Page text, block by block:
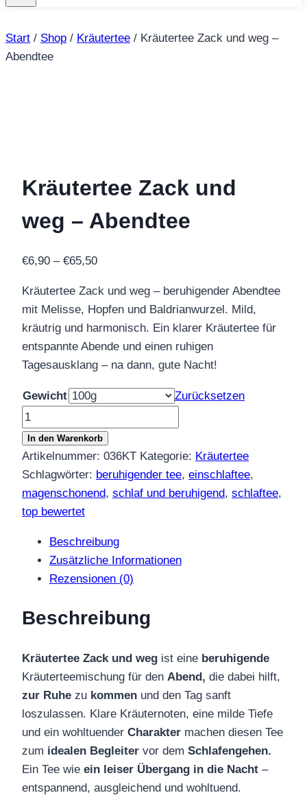
Start / Shop / Kräutertee / Kräutertee Zack und weg –
Abendtee
Kräutertee Zack und
weg – Abendtee
€6,90 – €65,50Preisspanne:
bis
€65,50
Kräutertee Zack und weg – beruhigender Abendtee
mit Melisse, Hopfen und Baldrianwurzel. Mild,
kräutrig und harmonisch. Ein klarer Kräutertee für
entspannte Abende und einen ruhigen
Tagesausklang – na dann, gute Nacht!
Gewicht
Zurücksetzen
Kräutertee
Zack
und
weg
–
Abendtee
In den Warenkorb
Artikelnummer: 036KT Kategorie: Kräutertee
Schlagwörter: beruhigender tee, einschlaftee,
magenschonend, schlaf und beruhigend, schlaftee,
top bewertet
Beschreibung
Zusätzliche Informationen
Rezensionen (0)
Beschreibung
Kräutertee Zack und weg ist eine beruhigende
Kräuterteemischung für den Abend, die dabei hilft,
zur Ruhe zu kommen und den Tag sanft
loszulassen. Klare Kräuternoten, eine milde Tiefe
und ein wohltuender Charakter machen diesen Tee
zum idealen Begleiter vor dem Schlafengehen.
Ein Tee wie ein leiser Übergang in die Nacht –
entspannend, ausgleichend und wohltuend.